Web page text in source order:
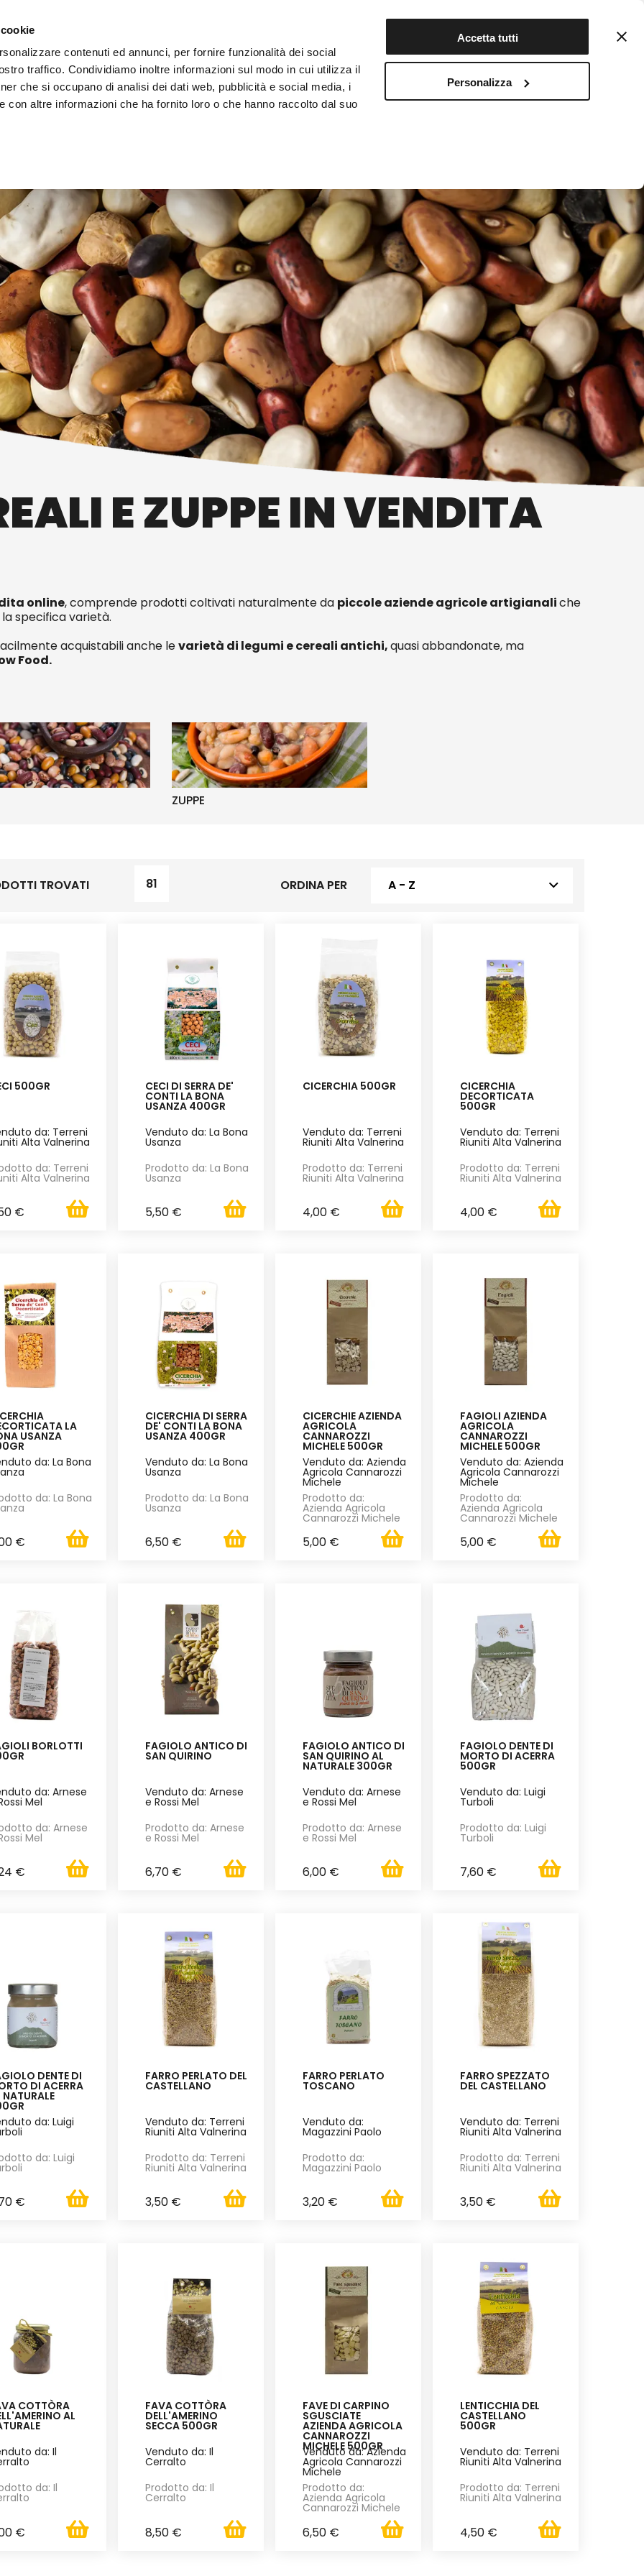
contenuti ed annunci, per fornire funzionalità dei social
traffico. Condividiamo inoltre informazioni sul modo in cui utilizza il
che si occupano di analisi dei dati web, pubblicità e social media, i
con altre informazioni che ha fornito loro o che hanno raccolto dal suo
Accetta tutti
Personalizza
Registrati
LE BOTTEGHE INFOTEKA CIBO AUTENTICO
E ZUPPE IN VENDITA
online, comprende prodotti coltivati naturalmente da piccole aziende agricole artigianaliche
specifica varietà.
acquistabili anche levarietà di legumi e cereali antichi,quasi abbandonate, ma
Food.
ZUPPE
TROVATI 81 ORDINA PER A - Z
500GR
da: Terreni
Alta Valnerina
da: Terreni
Alta Valnerina
€
CECI DI SERRA DE'
CONTI LA BONA
USANZA 400GR
Venduto da: La Bona
Usanza
Prodotto da: La Bona
Usanza
5,50 €
CICERCHIA 500GR
Venduto da: Terreni
Riuniti Alta Valnerina
Prodotto da: Terreni
Riuniti Alta Valnerina
4,00 €
CICERCHIA
DECORTICATA
500GR
Venduto da: Terreni
Riuniti Alta Valnerina
Prodotto da: Terreni
Riuniti Alta Valnerina
4,00 €
LA
USANZA
da: La Bona
da: La Bona
€
CICERCHIA DI SERRA
DE' CONTI LA BONA
USANZA 400GR
Venduto da: La Bona
Usanza
Prodotto da: La Bona
Usanza
6,50 €
CICERCHIE AZIENDA
AGRICOLA
CANNAROZZI
MICHELE 500GR
Venduto da: Azienda
Agricola Cannarozzi
Michele
Prodotto da:
Azienda Agricola
Cannarozzi Michele
5,00 €
FAGIOLI AZIENDA
AGRICOLA
CANNAROZZI
MICHELE 500GR
Venduto da: Azienda
Agricola Cannarozzi
Michele
Prodotto da:
Azienda Agricola
Cannarozzi Michele
5,00 €
BORLOTTI
da: Arnese
Mel
da: Arnese
Mel
€
FAGIOLO ANTICO DI
SAN QUIRINO
Venduto da: Arnese
e Rossi Mel
Prodotto da: Arnese
e Rossi Mel
6,70 €
FAGIOLO ANTICO DI
SAN QUIRINO AL
NATURALE 300GR
Venduto da: Arnese
e Rossi Mel
Prodotto da: Arnese
e Rossi Mel
6,00 €
FAGIOLO DENTE DI
MORTO DI ACERRA
500GR
Venduto da: Luigi
Turboli
Prodotto da: Luigi
Turboli
7,60 €
DENTE DI
DI ACERRA
NATURALE
da: Luigi
da: Luigi
€
FARRO PERLATO DEL
CASTELLANO
Venduto da: Terreni
Riuniti Alta Valnerina
Prodotto da: Terreni
Riuniti Alta Valnerina
3,50 €
FARRO PERLATO
TOSCANO
Venduto da:
Magazzini Paolo
Prodotto da:
Magazzini Paolo
3,20 €
FARRO SPEZZATO
DEL CASTELLANO
Venduto da: Terreni
Riuniti Alta Valnerina
Prodotto da: Terreni
Riuniti Alta Valnerina
3,50 €
COTTÒRA
AL
da: Il
da: Il
€
FAVA COTTÒRA
DELL'AMERINO
SECCA 500GR
Venduto da: Il
Cerralto
Prodotto da: Il
Cerralto
8,50 €
FAVE DI CARPINO
SGUSCIATE
AZIENDA AGRICOLA
CANNAROZZI
MICHELE 500GR
Venduto da: Azienda
Agricola Cannarozzi
Michele
Prodotto da:
Azienda Agricola
Cannarozzi Michele
6,50 €
LENTICCHIA DEL
CASTELLANO
500GR
Venduto da: Terreni
Riuniti Alta Valnerina
Prodotto da: Terreni
Riuniti Alta Valnerina
4,50 €